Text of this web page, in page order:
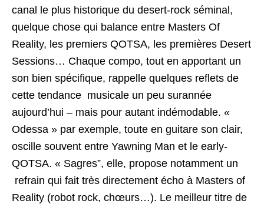
canal le plus historique du desert-rock séminal,
quelque chose qui balance entre Masters Of
Reality, les premiers QOTSA, les premières Desert
Sessions… Chaque compo, tout en apportant un
son bien spécifique, rappelle quelques reflets de
cette tendance musicale un peu surannée
aujourd’hui – mais pour autant indémodable. «
Odessa » par exemple, toute en guitare son clair,
oscille souvent entre Yawning Man et le early-
QOTSA. « Sagres”, elle, propose notamment un
refrain qui fait très directement écho à Masters of
Reality (robot rock, chœurs…). Le meilleur titre de